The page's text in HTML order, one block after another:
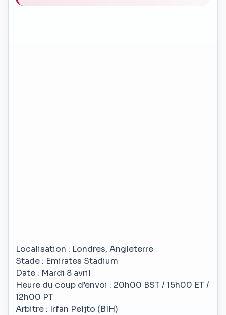
Localisation : Londres, Angleterre
Stade : Emirates Stadium
Date : Mardi 8 avril
Heure du coup d’envoi : 20h00 BST / 15h00 ET /
12h00 PT
Arbitre : Irfan Peljto (BIH)